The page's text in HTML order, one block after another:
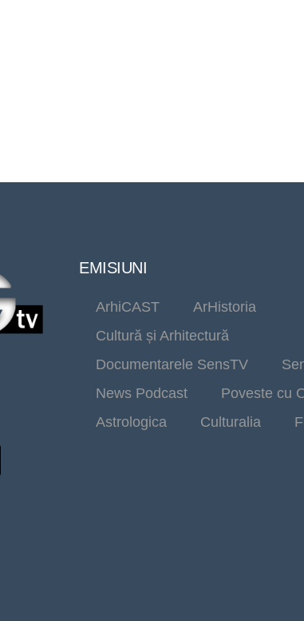
EMISIUNI
ArhiCAST
ArHistoria
Cultură și Arhitectură
Documentarele SensTV
News Podcast
Poveste cu
Astrologica
Culturalia